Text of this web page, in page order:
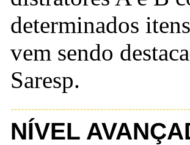
determinados
vem sendo
Saresp.
NÍVEL